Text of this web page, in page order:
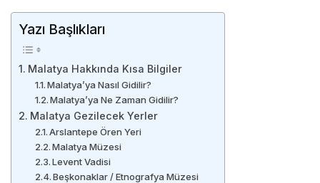
Yazı Başlıkları
Malatya Hakkında Kısa Bilgiler
Malatya’ya Nasıl Gidilir?
Malatya’ya Ne Zaman Gidilir?
Malatya Gezilecek Yerler
Arslantepe Ören Yeri
Malatya Müzesi
Levent Vadisi
Beşkonaklar / Etnografya Müzesi